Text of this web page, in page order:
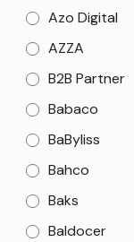
Azo Digital
AZZA
B2B Partner
Babaco
BaByliss
Bahco
Baks
Baldocer